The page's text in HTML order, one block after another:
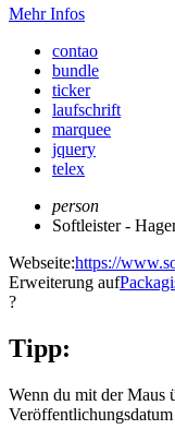
Mehr Infos
contao
bundle
ticker
laufschrift
marquee
jquery
telex
person
Softleister -
Webseite:https://
Erweiterung auf
?
Tipp:
Wenn du mit der Maus
Veröffentlichungsdatum